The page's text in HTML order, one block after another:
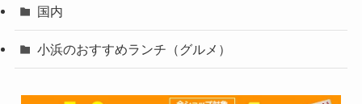
国内
小浜のおすすめランチ（グルメ）